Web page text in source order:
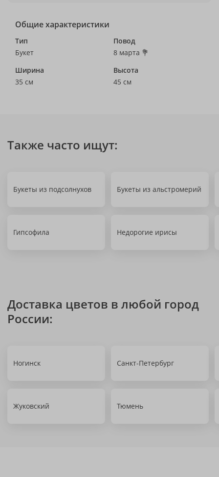
Общие характеристики
Тип
Букет
Повод
8 марта 💐
Ширина
35 см
Высота
45 см
Также часто ищут:
Букеты из подсолнухов Букеты из альстромерий
Гипсофила Недорогие ирисы
Доставка цветов в любой город
России:
Ногинск Санкт-Петербург
Жуковский Тюмень